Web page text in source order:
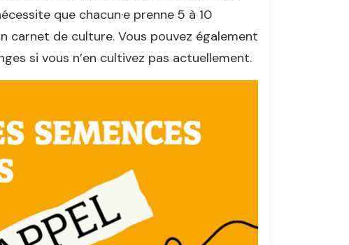
que chacun·e prenne 5 à 10
carnet de culture. Vous pouvez également
si vous n’en cultivez pas actuellement.